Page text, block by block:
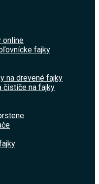
online
fajky
na drevené fajky
čističe na fajky